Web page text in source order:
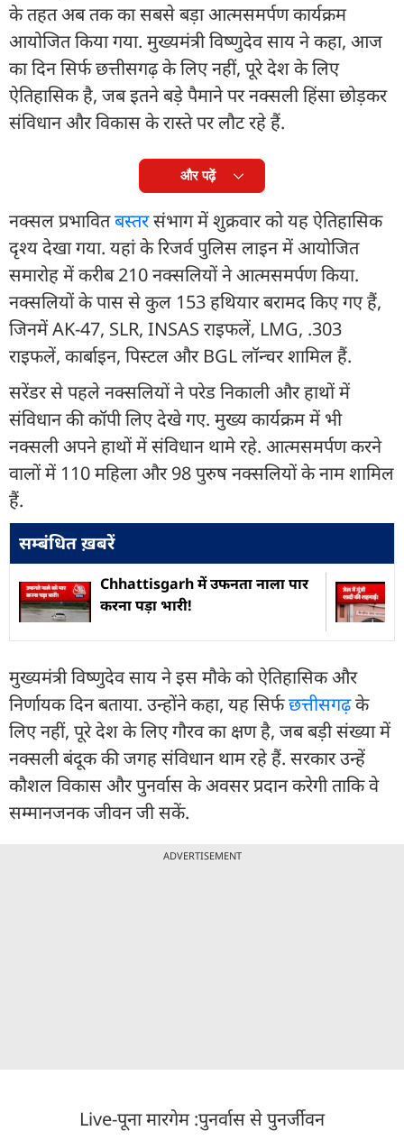
के तहत अब तक का सबसे बड़ा आत्मसमर्पण कार्यक्रम
आयोजित किया गया. मुख्यमंत्री विष्णुदेव साय ने कहा, आज
का दिन सिर्फ छत्तीसगढ़ के लिए नहीं, पूरे देश के लिए
ऐतिहासिक है, जब इतने बड़े पैमाने पर नक्सली हिंसा छोड़कर
संविधान और विकास के रास्ते पर लौट रहे हैं.
और पढ़ें
नक्सल प्रभावितबस्तरसंभाग में शुक्रवार को यह ऐतिहासिक
दृश्य देखा गया. यहां के रिजर्व पुलिस लाइन में आयोजित
समारोह में करीब 210 नक्सलियों ने आत्मसमर्पण किया.
नक्सलियों के पास से कुल 153 हथियार बरामद किए गए हैं,
जिनमें AK-47, SLR, INSAS राइफलें, LMG, .303
राइफलें, कार्बाइन, पिस्टल और BGL लॉन्चर शामिल हैं.
सरेंडर से पहले नक्सलियों ने परेड निकाली और हाथों में
संविधान की कॉपी लिए देखे गए. मुख्य कार्यक्रम में भी
नक्सली अपने हाथों में संविधान थामे रहे. आत्मसमर्पण करने
वालों में 110 महिला और 98 पुरुष नक्सलियों के नाम शामिल
हैं.
सम्बंधित ख़बरें
Chhattisgarh में उफनता नाला पार
करना पड़ा भारी!
मुख्यमंत्री विष्णुदेव साय ने इस मौके को ऐतिहासिक और
निर्णायक दिन बताया. उन्होंने कहा, यह सिर्फछत्तीसगढ़के
लिए नहीं, पूरे देश के लिए गौरव का क्षण है, जब बड़ी संख्या में
नक्सली बंदूक की जगह संविधान थाम रहे हैं. सरकार उन्हें
कौशल विकास और पुनर्वास के अवसर प्रदान करेगी ताकि वे
सम्मानजनक जीवन जी सकें.
ADVERTISEMENT
Live-पूना मारगेम :पुनर्वास से पुनर्जीवन